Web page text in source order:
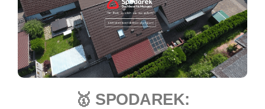
🥇 SPODAREK: